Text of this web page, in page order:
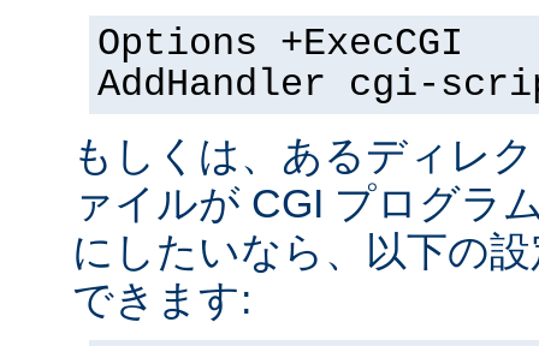
Options +ExecCGI
AddHandler cgi-
もしくは、あるディレ
ァイルが CGI プログラ
にしたいなら、以下の
できます: